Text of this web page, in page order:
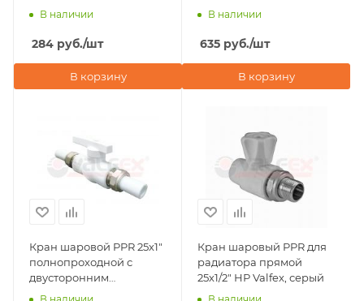
В наличии
284 руб./шт
В корзину
разъемным
белый
В наличии
635 руб./шт
В корзину
Кран шаровой PPR 25х1"
полнопроходной с
двусторонним
разъемным
Кран шаровый PPR для
радиатора прямой
25х1/2" НР Valfex, серый